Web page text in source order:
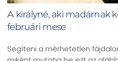
A királyné, aki madárnak
februári mese
Segíteni a mérhetetlen